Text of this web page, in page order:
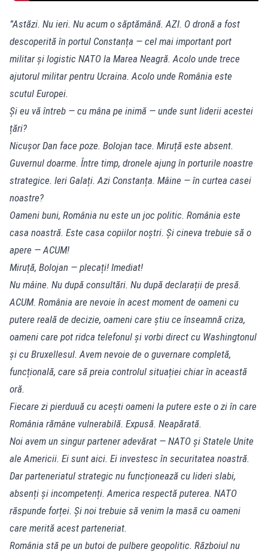
”Astăzi. Nu ieri. Nu acum o săptămână. AZI. O dronă a fost
descoperită în portul Constanța — cel mai important port
militar și logistic NATO la Marea Neagră. Acolo unde trece
ajutorul militar pentru Ucraina. Acolo unde România este
scutul Europei.
Și eu vă întreb — cu mâna pe inimă — unde sunt liderii acestei
țări?
Nicușor Dan face poze. Bolojan tace. Miruță este absent.
Guvernul doarme. Între timp, dronele ajung în porturile noastre
strategice. Ieri Galați. Azi Constanța. Mâine — în curtea casei
noastre?
Oameni buni, România nu este un joc politic. România este
casa noastră. Este casa copiilor noștri. Și cineva trebuie să o
apere — ACUM!
Miruță, Bolojan — plecați! Imediat!
Nu mâine. Nu după consultări. Nu după declarații de presă.
ACUM. România are nevoie în acest moment de oameni cu
putere reală de decizie, oameni care știu ce înseamnă criza,
oameni care pot ridca telefonul și vorbi direct cu Washingtonul
și cu Bruxellesul. Avem nevoie de o guvernare completă,
funcțională, care să preia controlul situației chiar în această
oră.
Fiecare zi pierduuă cu acești oameni la putere este o zi în care
România rămâne vulnerabilă. Expusă. Neapărată.
Noi avem un singur partener adevărat — NATO și Statele Unite
ale Americii. Ei sunt aici. Ei investesc în securitatea noastră.
Dar parteneriatul strategic nu funcționează cu lideri slabi,
absenți și incompetenți. America respectă puterea. NATO
răspunde forței. Și noi trebuie să venim la masă cu oameni
care merită acest parteneriat.
România stă pe un butoi de pulbere geopolitic. Războiul nu